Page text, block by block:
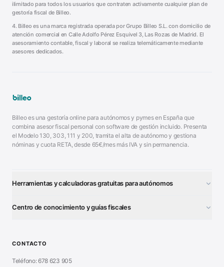
ilimitado para todos los usuarios que contraten activamente cualquier plan de
gestoría fiscal de Billeo.
4. Billeo es una marca registrada operada por Grupo Billeo S.L. con domicilio de
atención comercial en Calle Adolfo Pérez Esquivel 3, Las Rozas de Madrid. El
asesoramiento contable, fiscal y laboral se realiza telemáticamente mediante
asesores dedicados.
Billeo es una gestoría online para autónomos y pymes en España que
combina asesor fiscal personal con software de gestión incluido. Presenta
el Modelo 130, 303, 111 y 200, tramita el alta de autónomo y gestiona
nóminas y cuota RETA, desde 65€/mes más IVA y sin permanencia.
Herramientas y calculadoras gratuitas para autónomos
Generador Nóminas
■ Generador Presupuestos
Centro de conocimiento y guías fiscales
■Alta Autónomo Paso a Paso
Declaración Renta 2026
CONTACTO
Teléfono: 678 623 905